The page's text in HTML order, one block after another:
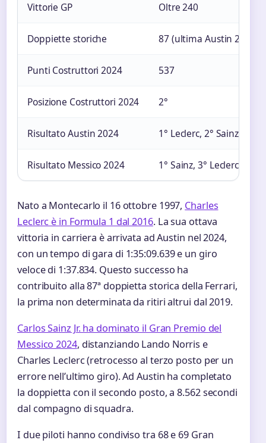
Vittorie GP Oltre 240
Doppiette storiche 87 (ultima Austin 2024)
Punti Costruttori 2024 537
Posizione Costruttori 2024 2°
Risultato Austin 2024 1° Leclerc, 2° Sainz
Risultato Messico 2024 1° Sainz, 3° Leclerc
Nato a Montecarlo il 16 ottobre 1997, Charles
Leclerc è in Formula 1 dal 2016. La sua ottava
vittoria in carriera è arrivata ad Austin nel 2024,
con un tempo di gara di 1:35:09.639 e un giro
veloce di 1:37.834. Questo successo ha
contribuito alla 87ª doppietta storica della Ferrari,
la prima non determinata da ritiri altrui dal 2019.
Carlos Sainz Jr. ha dominato il Gran Premio del
Messico 2024, distanziando Lando Norris e
Charles Leclerc (retrocesso al terzo posto per un
errore nell’ultimo giro). Ad Austin ha completato
la doppietta con il secondo posto, a 8.562 secondi
dal compagno di squadra.
I due piloti hanno condiviso tra 68 e 69 Gran